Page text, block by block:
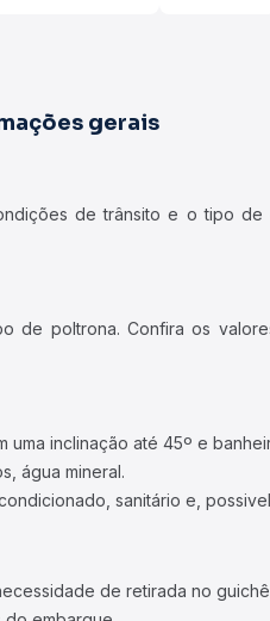
gerais
de trânsito e o tipo de
poltrona. Confira os
inclinação até 45º e
água mineral.
sanitário e,
de retirada no